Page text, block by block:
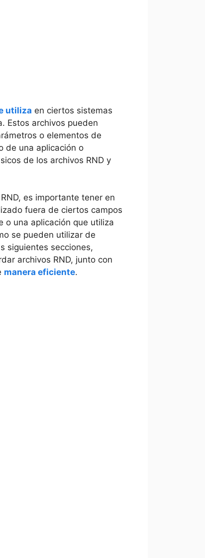
utiliza en ciertos sistemas
Estos archivos pueden
o elementos de
de una aplicación o
de los archivos RND y
es importante tener en
fuera de ciertos campos
o una aplicación que utiliza
se pueden utilizar de
siguientes secciones,
archivos RND, junto con
manera eficiente.